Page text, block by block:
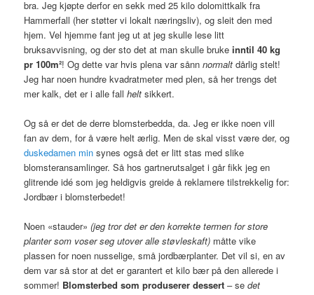
bra. Jeg kjøpte derfor en sekk med 25 kilo dolomittkalk fra
Hammerfall (her støtter vi lokalt næringsliv), og sleit den med
hjem. Vel hjemme fant jeg ut at jeg skulle lese litt
bruksavvisning, og der sto det at man skulle brukeinntil 40 kg
pr 100m²! Og dette var hvis plena var sånnnormalt dårlig stelt!
Jeg har noen hundre kvadratmeter med plen, så her trengs det
mer kalk, det er i alle fallhelt sikkert.
Og så er det de derre blomsterbedda, da. Jeg er ikke noen vill
fan av dem, for å være helt ærlig. Men de skal visst være der, og
duskedamen min synes også det er litt stas med slike
blomsteransamlinger. Så hos gartnerutsalget i går fikk jeg en
glitrende idé som jeg heldigvis greide å reklamere tilstrekkelig for:
Jordbær i blomsterbedet!
Noen «stauder»(jeg tror det er den korrekte termen for store
planter som voser seg utover alle støvleskaft) måtte vike
plassen for noen nusselige, små jordbærplanter. Det vil si, en av
dem var så stor at det er garantert et kilo bær på den allerede i
sommer! Blomsterbed som produserer dessert – sedet